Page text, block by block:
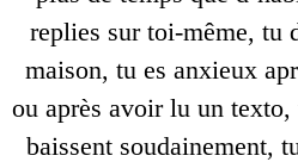
replies sur toi-même, tu
maison, tu es anxieux
ou après avoir lu un texto,
baissent soudainement,